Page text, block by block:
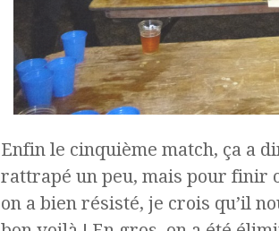
Enfin le cinquième match, ça a
rattrapé un peu, mais pour finir
on a bien résisté, je crois qu’il